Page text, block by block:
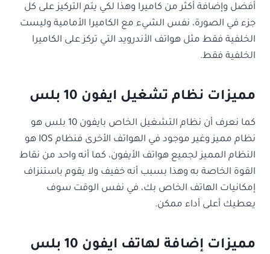
أفضل وإضافة أكثر من كاميرا وهذا لكي يتم التركيز على كل
جزء في الصورة، نفس الشيء مع الكاميرا الأمامية وليست
الخلفية فقط مثل هواتف الأندرويد التي تركز على الكاميرا
الخلفية فقط.
مميزات نظام تشغيل ايفون 10 بلس
كما نعرف أن نظام التشغيل الخاص بايفون 10 بلس
هو
نظام مميز وغير موجود في الهواتف الأخرى فنظام IOS هو
النظام المميز لجميع هواتف الأيفون، كما أنه واحد من نقاط
القوة الخاصة به وهذا بسبب أنه خفيف ولا يقوم باستنزاف
إمكانيات الهاتف الخاص بك، في نفس الوقت سوف
يعطيك أعلى أداء ممكن.
مميزات إضافة لهاتف ايفون 10 بلس